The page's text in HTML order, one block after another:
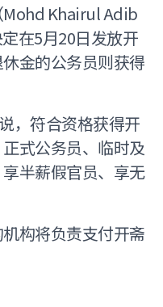
Khairul Adib
在5月20日发放开
金的公务员则获得
，符合资格获得开
式公务员、临时及
半薪假官员、享无
构将负责支付开斋